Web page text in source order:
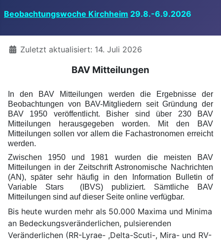
Beobachtungswoche Kirchheim 29.8.-6.9.2026
DetailsZuletzt aktualisiert: 14. Juli 2026
BAV Mitteilungen
In den BAV Mitteilungen werden die Ergebnisse der
Beobachtungen von BAV-Mitgliedern seit Gründung der
BAV 1950 veröffentlicht. Bisher sind über 230 BAV
Mitteilungen herausgegeben worden. Mit den BAV
Mitteilungen sollen vor allem die Fachastronomen erreicht
werden.
Zwischen 1950 und 1981 wurden die meisten BAV
Mitteilungen in der Zeitschrift Astronomische Nachrichten
(AN), später sehr häufig in den Information Bulletin of
Variable Stars (IBVS) publiziert. Sämtliche BAV
Mitteilungen sind auf dieser Seite online verfügbar.
Bis heute wurden mehr als 50.000 Maxima und Minima
an Bedeckungsveränderlichen, pulsierenden
Veränderlichen (RR-Lyrae- ,Delta-Scuti-, Mira- und RV-